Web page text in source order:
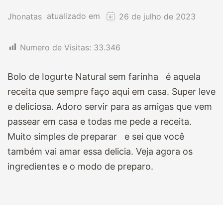
Jhonatas atualizado em 26 de julho de 2023
Numero de Visitas: 33.346
Bolo de Iogurte Natural sem farinha é aquela
receita que sempre faço aqui em casa. Super leve
e deliciosa. Adoro servir para as amigas que vem
passear em casa e todas me pede a receita.
Muito simples de preparar e sei que você
também vai amar essa delicia. Veja agora os
ingredientes e o modo de preparo.